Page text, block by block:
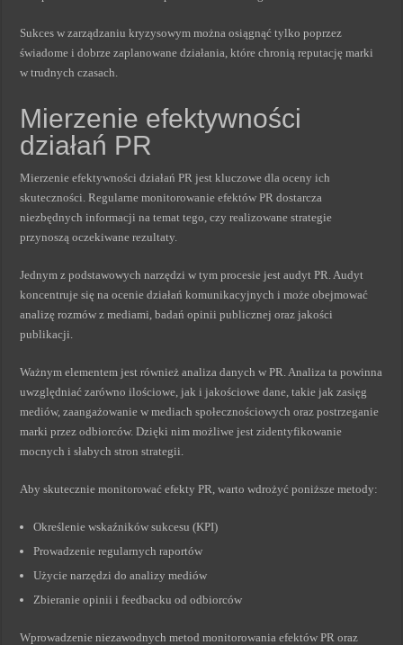
Sukces w zarządzaniu kryzysowym można osiągnąć tylko poprzez
świadome i dobrze zaplanowane działania, które chronią reputację marki
w trudnych czasach.
Mierzenie efektywności
działań PR
Mierzenie efektywności działań PR jest kluczowe dla oceny ich
skuteczności. Regularne monitorowanie efektów PR dostarcza
niezbędnych informacji na temat tego, czy realizowane strategie
przynoszą oczekiwane rezultaty.
Jednym z podstawowych narzędzi w tym procesie jest audyt PR. Audyt
koncentruje się na ocenie działań komunikacyjnych i może obejmować
analizę rozmów z mediami, badań opinii publicznej oraz jakości
publikacji.
Ważnym elementem jest również analiza danych w PR. Analiza ta powinna
uwzględniać zarówno ilościowe, jak i jakościowe dane, takie jak zasięg
mediów, zaangażowanie w mediach społecznościowych oraz postrzeganie
marki przez odbiorców. Dzięki nim możliwe jest zidentyfikowanie
mocnych i słabych stron strategii.
Aby skutecznie monitorować efekty PR, warto wdrożyć poniższe metody:
Określenie wskaźników sukcesu (KPI)
Prowadzenie regularnych raportów
Użycie narzędzi do analizy mediów
Zbieranie opinii i feedbacku od odbiorców
Wprowadzenie niezawodnych metod monitorowania efektów PR oraz